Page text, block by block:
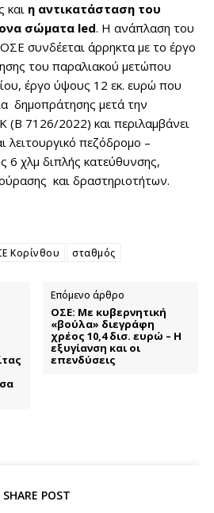
και η αντικατάσταση του
σώματα led. Η ανάπλαση του
συνδέεται άρρηκτα με το έργο
του παραλιακού μετώπου
έργο ύψους 12 εκ. ευρώ που
δημοπράτησης μετά την
(Β 7126/2022) και περιλαμβάνει
λειτουργικό πεζόδρομο –
6 χλμ διπλής κατεύθυνσης,
και δραστηριοτήτων.
Κορίνθου σταθμός
Επόμενο άρθρο
ΟΣΕ: Με κυβερνητική
«βούλα» διεγράφη
χρέος 10,4 δισ. ευρώ – Η
εξυγίανση και οι
επενδύσεις
SHARE POST